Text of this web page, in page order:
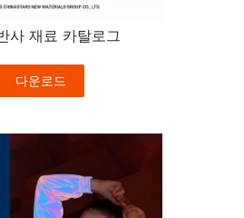
사 재료 카탈로그
다운로드